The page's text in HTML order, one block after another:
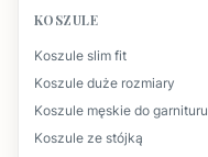
KOSZULE
Koszule slim fit
Koszule duże rozmiary
Koszule męskie do garnituru
Koszule ze stójką